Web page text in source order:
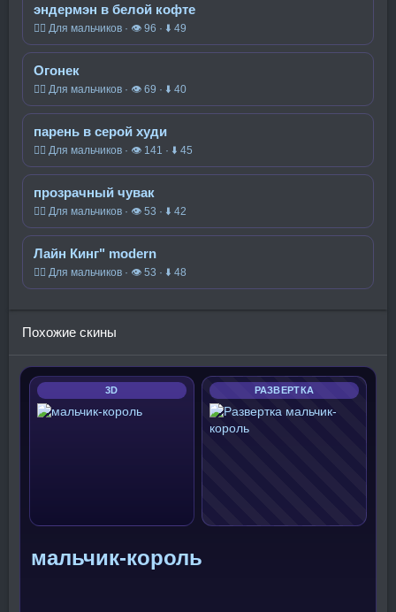
эндермэн в белой кофте
🧍‍♂️ Для мальчиков · 👁 96 · ⬇ 49
Огонек
🧍‍♂️ Для мальчиков · 👁 69 · ⬇ 40
парень в серой худи
🧍‍♂️ Для мальчиков · 👁 141 · ⬇ 45
прозрачный чувак
🧍‍♂️ Для мальчиков · 👁 53 · ⬇ 42
Лайн Кинг" modern
🧍‍♂️ Для мальчиков · 👁 53 · ⬇ 48
Похожие скины
3D РАЗВЕРТКА
мальчик-король